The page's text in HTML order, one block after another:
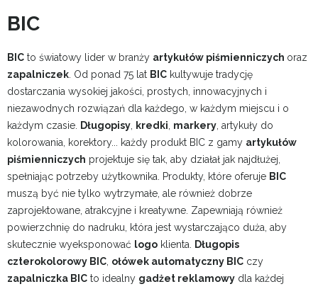
BIC
BIC to światowy lider w branży artykułów piśmienniczych oraz
zapalniczek . Od ponad 75 lat BIC kultywuje tradycję
dostarczania wysokiej jakości, prostych, innowacyjnych i
niezawodnych rozwiązań dla każdego, w każdym miejscu i o
każdym czasie.
Długopisy kredki markery , artykuły do
kolorowania, korektory... każdy produkt BIC z gamy artykułów
piśmienniczych projektuje się tak, aby działał jak najdłużej,
spełniając potrzeby użytkownika. Produkty, które oferuje BIC
muszą być nie tylko wytrzymałe, ale również dobrze
zaprojektowane, atrakcyjne i kreatywne. Zapewniają również
powierzchnię do nadruku, która jest wystarczająco duża, aby
skutecznie wyeksponować logo klienta.
Długopis
czterokolorowy BIC ołówek automatyczny BIC czy
zapalniczka BIC to idealny gadżet reklamowy dla każdej